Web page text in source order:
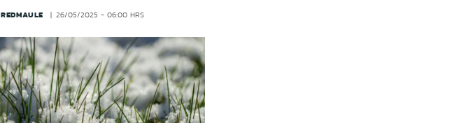
REDMAULE 26/05/2025 - 06:00 HRS